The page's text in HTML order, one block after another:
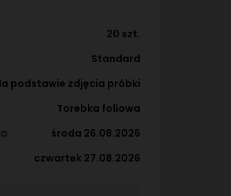
20 szt.
Standard
podstawie zdjęcia próbki
Torebka foliowa
środa 26.08.2026
czwartek 27.08.2026